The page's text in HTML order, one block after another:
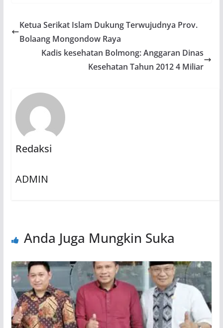
Ketua Serikat Islam Dukung Terwujudnya Prov.
Bolaang Mongondow Raya
Kadis kesehatan Bolmong: Anggaran Dinas
Kesehatan Tahun 2012 4 Miliar
Redaksi
ADMIN
Anda Juga Mungkin Suka